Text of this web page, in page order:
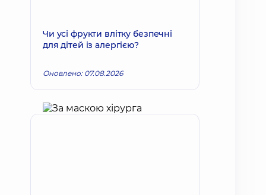
Чи усі фрукти влітку безпечні
для дітей із алергією?
Оновлено: 07.08.2026